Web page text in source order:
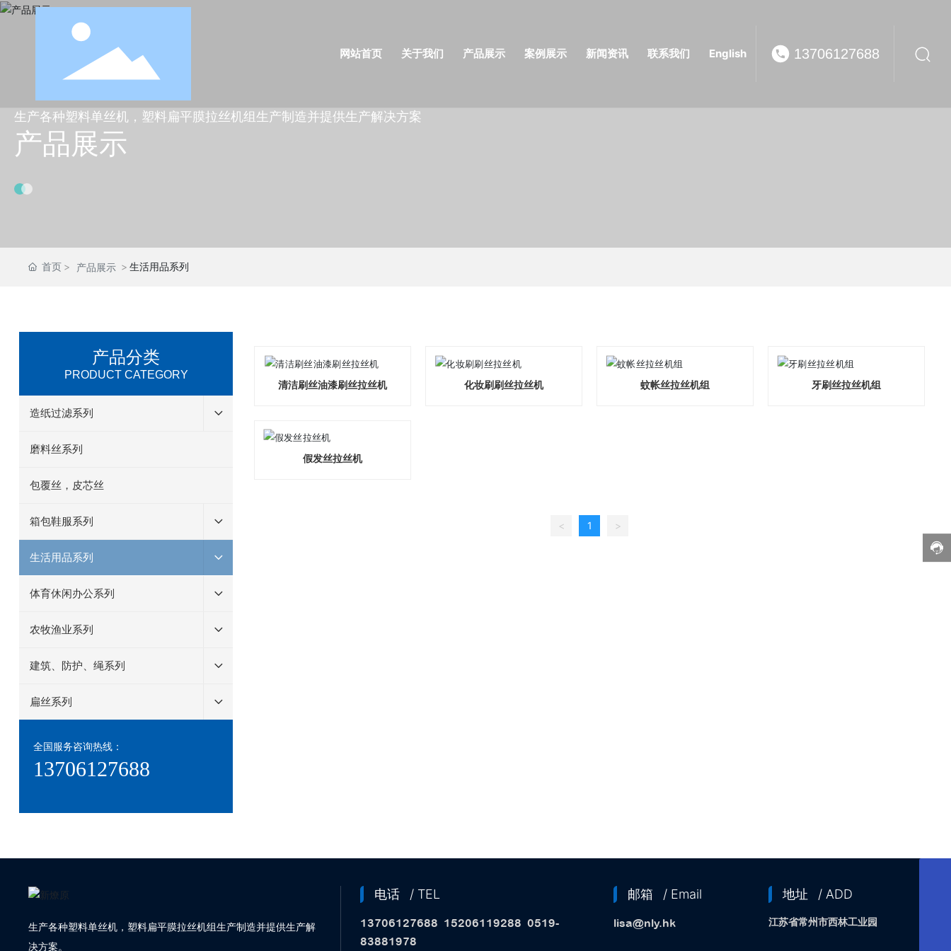
网站首页 关于我们 产品展示 案例展示 新闻资讯 联系我们 English 13706127688
产品展示
生产各种塑料单丝机，塑料扁平膜拉丝机组生产制造并提供生产解决方案
首页 产品展示 生活用品系列
产品分类
PRODUCT CATEGORY
造纸过滤系列
磨料丝系列
包覆丝，皮芯丝
箱包鞋服系列
生活用品系列
体育休闲办公系列
农牧渔业系列
建筑、防护、绳系列
扁丝系列
全国服务咨询热线：
13706127688
清洁刷丝油漆刷丝拉丝机 化妆刷刷丝拉丝机 蚊帐丝拉丝机组 牙刷丝拉丝机组
假发丝拉丝机
< 1 >
生产各种塑料单丝机，塑料扁平膜拉丝机组生产制造并提供生产解
决方案。
电话 / TEL
13706127688 15206119288 0519-
83881978
邮箱 / Email
lisa@nly.hk
地址 / ADD
江苏省常州市西林工业园
邮箱
服务电话